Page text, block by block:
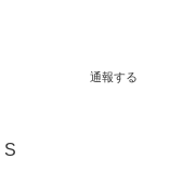
通報する